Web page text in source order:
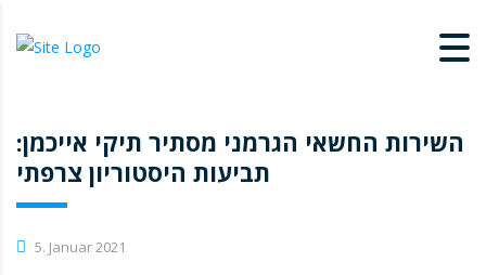
השירות החשאי הגרמני מסתיר תיקי אייכמן:
תביעות היסטוריון צרפתי
5. Januar 2021